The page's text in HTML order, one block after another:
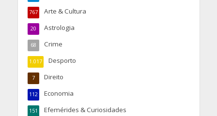
Arte & Cultura
767
Astrologia
20
Crime
68
Desporto
1.017
Direito
7
Economia
112
Efemérides & Curiosidades
151